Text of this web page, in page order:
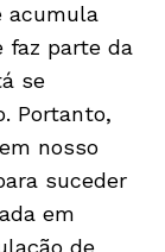
acumula
faz parte da
se
Portanto,
nosso
suceder
em